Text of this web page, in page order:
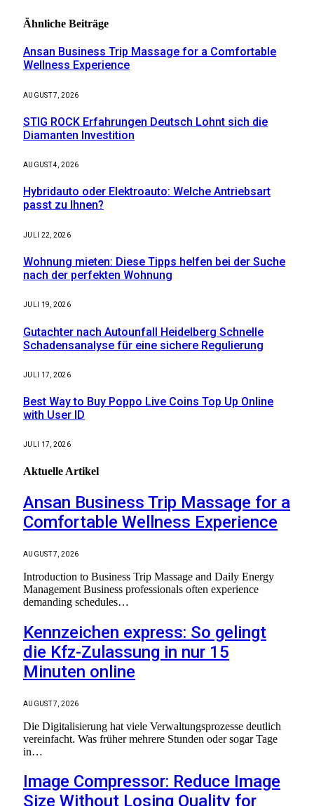
Ähnliche Beiträge
Ansan Business Trip Massage for a Comfortable
Wellness Experience
AUGUST 7, 2026
STIG ROCK Erfahrungen Deutsch Lohnt sich die
Diamanten Investition
AUGUST 4, 2026
Hybridauto oder Elektroauto: Welche Antriebsart
passt zu Ihnen?
JULI 22, 2026
Wohnung mieten: Diese Tipps helfen bei der Suche
nach der perfekten Wohnung
JULI 19, 2026
Gutachter nach Autounfall Heidelberg Schnelle
Schadensanalyse für eine sichere Regulierung
JULI 17, 2026
Best Way to Buy Poppo Live Coins Top Up Online
with User ID
JULI 17, 2026
Aktuelle Artikel
Ansan Business Trip Massage for a
Comfortable Wellness Experience
AUGUST 7, 2026
Introduction to Business Trip Massage and Daily Energy
Management Business professionals often experience
demanding schedules…
Kennzeichen express: So gelingt
die Kfz-Zulassung in nur 15
Minuten online
AUGUST 7, 2026
Die Digitalisierung hat viele Verwaltungsprozesse deutlich
vereinfacht. Was früher mehrere Stunden oder sogar Tage
in…
Image Compressor: Reduce Image
Size Without Losing Quality for